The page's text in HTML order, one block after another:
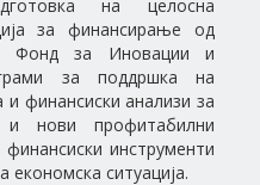
на целосна
за финансирање од
Фонд за Иновации и
за поддршка на
финансиски анализи за
нови профитабилни
инструменти
ситуација.